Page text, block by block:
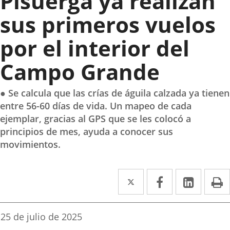
sus primeros vuelos
por el interior del
Campo Grande
● Se calcula que las crías de águila calzada ya tienen
entre 56-60 días de vida. Un mapeo de cada
ejemplar, gracias al GPS que se les colocó a
principios de mes, ayuda a conocer sus
movimientos.
Twitter
Enlace
a
Facebook
Enlace
a
Enlace
a
Fecha
25 de julio de 2025